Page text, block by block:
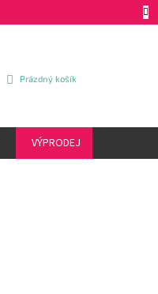
NÁKUPNÍ
Prázdný košík
VÝPRODEJ